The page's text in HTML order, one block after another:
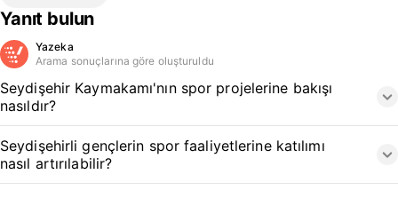
Yanıt bulun
Yazeka
Arama sonuçlarına göre oluşturuldu
Seydişehir Kaymakamı'nın spor projelerine bakışı
nasıldır?
Seydişehirli gençlerin spor faaliyetlerine katılımı
nasıl artırılabilir?